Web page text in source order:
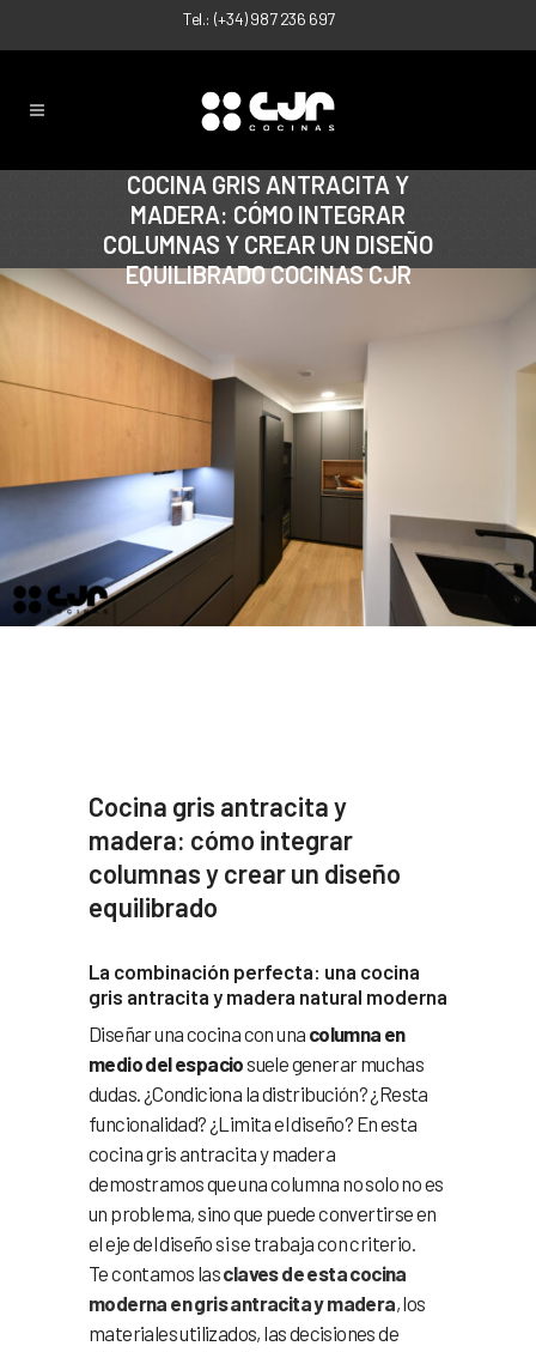
Tel.: (+34) 987 236 697
COCINA GRIS ANTRACITA Y
MADERA: CÓMO INTEGRAR
COLUMNAS Y CREAR UN DISEÑO
EQUILIBRADO COCINAS CJR
Cocina gris antracita y
madera: cómo integrar
columnas y crear un diseño
equilibrado
La combinación perfecta: una cocina
gris antracita y madera natural moderna
Diseñar una cocina con una columna en
medio del espaciosuele generar muchas
dudas. ¿Condiciona la distribución? ¿Resta
funcionalidad? ¿Limita el diseño? En esta
cocina gris antracita y madera
demostramos que una columna no solo no es
un problema, sino que puede convertirse en
el eje del diseño si se trabaja con criterio.
Te contamos lasclaves de esta cocina
moderna en gris antracita y madera, los
materiales utilizados, las decisiones de